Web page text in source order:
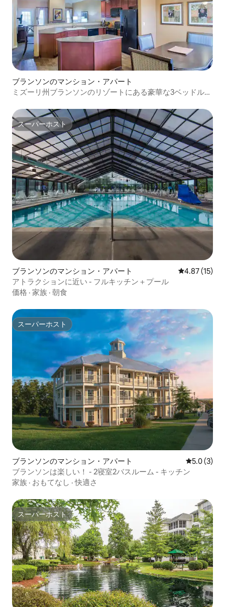
ブランソンのマンション・アパート
ミズーリ州ブランソンのリゾートにある豪華な3ベッドルー
スーパーホスト
スーパーホスト
ブランソンのマンション・アパート レビュー15
4.87 (15)
アトラクションに近い - フルキッチン＋プール
価格 · 家族 · 朝食
スーパーホスト
スーパーホスト
ブランソンのマンション・アパート レビュー3
5.0 (3)
ブランソンは楽しい！ - 2寝室2バスルーム - キッチン
家族 · おもてなし ·快適さ
スーパーホスト
スーパーホスト